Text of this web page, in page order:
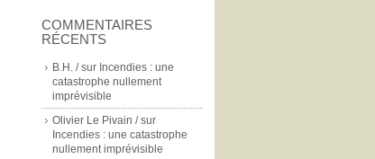
COMMENTAIRES
RÉCENTS
B.H. /sur Incendies : une
catastrophe nullement
imprévisible
Olivier Le Pivain /sur
Incendies : une catastrophe
nullement imprévisible